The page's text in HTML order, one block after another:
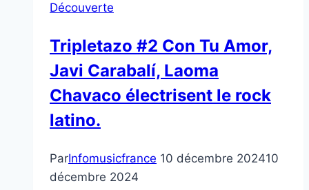
de
Mustard,
Une
Ode
Émotive
et
à
Découverte
Tripletazo #2 Con Tu Amor,
Javi Carabalí, Laoma
Chavaco électrisent le rock
latino.
ParInfomusicfrance 10 décembre 202410
décembre 2024